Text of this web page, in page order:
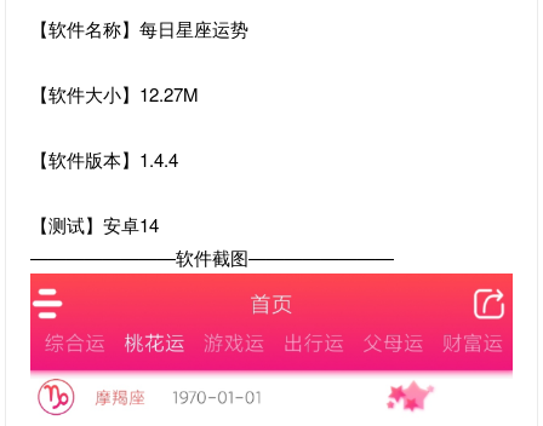
【软件名称】每日星座运势
【软件大小】12.27M
【软件版本】1.4.4
【测试】安卓14
————————软件截图————————